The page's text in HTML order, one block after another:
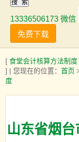
13336506173 微信
免费下载
[食堂会计核算方法制度
] | 您现在的位置：首页
度
山东省烟